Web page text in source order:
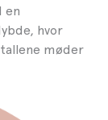
en
hvor
møder